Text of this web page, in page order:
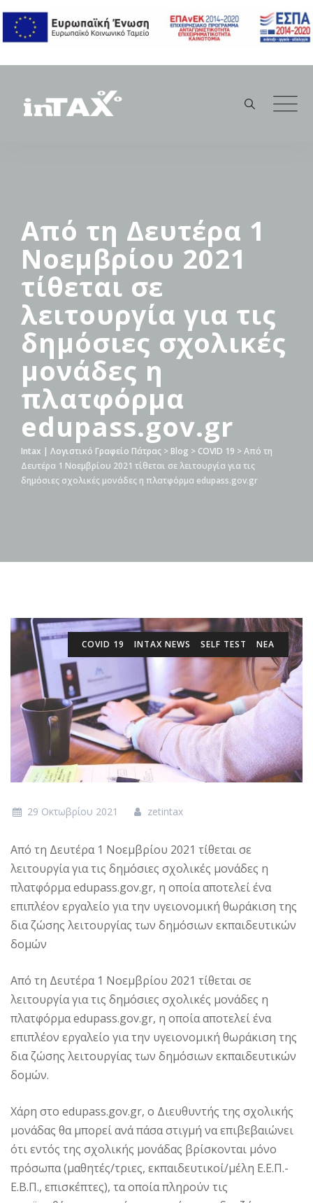
content
Από τη Δευτέρα 1
Νοεμβρίου 2021
τίθεται σε
λειτουργία για τις
δημόσιες σχολικές
μονάδες η
πλατφόρμα
edupass.gov.gr
Intax | Λογιστικό Γραφείο Πάτρας > Blog > COVID 19 >Από τη
Δευτέρα 1 Νοεμβρίου 2021 τίθεται σε λειτουργία για τις
δημόσιες σχολικές μονάδες η πλατφόρμα edupass.gov.gr
COVID 19 INTAX NEWS SELF TEST ΝΕΑ
29 Οκτωβρίου 2021 zetintax
Από τη Δευτέρα 1 Νοεμβρίου 2021 τίθεται σε
λειτουργία για τις δημόσιες σχολικές μονάδες η
πλατφόρμα edupass.gov.gr, η οποία αποτελεί ένα
επιπλέον εργαλείο για την υγειονομική θωράκιση της
δια ζώσης λειτουργίας των δημόσιων εκπαιδευτικών
δομών
Από τη Δευτέρα 1 Νοεμβρίου 2021 τίθεται σε
λειτουργία για τις δημόσιες σχολικές μονάδες η
πλατφόρμα edupass.gov.gr, η οποία αποτελεί ένα
επιπλέον εργαλείο για την υγειονομική θωράκιση της
δια ζώσης λειτουργίας των δημόσιων εκπαιδευτικών
δομών.
Χάρη στο edupass.gov.gr, o Διευθυντής της σχολικής
μονάδας θα μπορεί ανά πάσα στιγμή να επιβεβαιώνει
ότι εντός της σχολικής μονάδας βρίσκονται μόνο
πρόσωπα (μαθητές/τριες, εκπαιδευτικοί/μέλη Ε.Ε.Π.-
Ε.Β.Π., επισκέπτες), τα οποία πληρούν τις